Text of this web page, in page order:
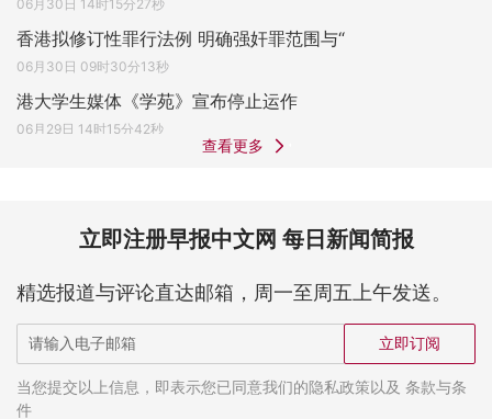
06月30日 14时15分27秒
香港拟修订性罪行法例 明确强奸罪范围与“
06月30日 09时30分13秒
港大学生媒体《学苑》宣布停止运作
06月29日 14时15分42秒
查看更多
立即注册早报中文网 每日新闻简报
精选报道与评论直达邮箱，周一至周五上午发送。
立即订阅
当您提交以上信息，即表示您已同意我们的隐私政策以及 条款与条
件